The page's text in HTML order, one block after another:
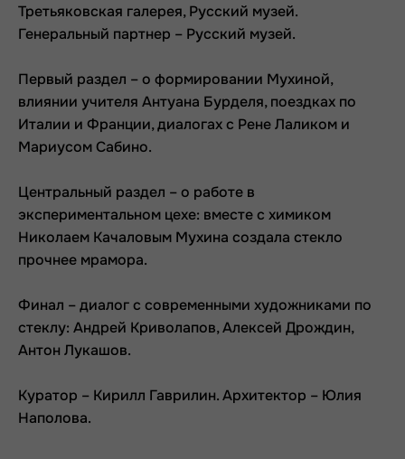
Третьяковская галерея, Русский музей.
Генеральный партнер – Русский музей.
Первый раздел – о формировании Мухиной,
влиянии учителя Антуана Бурделя, поездках по
Италии и Франции, диалогах с Рене Лаликом и
Мариусом Сабино.
Центральный раздел – о работе в
экспериментальном цехе: вместе с химиком
Николаем Качаловым Мухина создала стекло
прочнее мрамора.
Финал – диалог с современными художниками по
стеклу: Андрей Криволапов, Алексей Дрождин,
Антон Лукашов.
Куратор – Кирилл Гаврилин. Архитектор – Юлия
Наполова.